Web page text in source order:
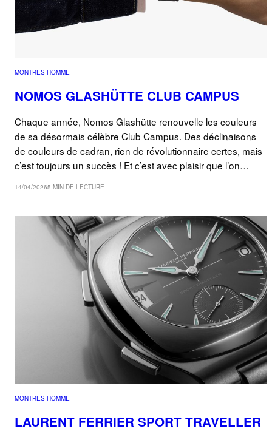
MONTRES HOMME
NOMOS GLASHÜTTE CLUB CAMPUS
Chaque année, Nomos Glashütte renouvelle les couleurs
de sa désormais célèbre Club Campus. Des déclinaisons
de couleurs de cadran, rien de révolutionnaire certes, mais
c’est toujours un succès ! Et c’est avec plaisir que l’on…
14/04/20265 MIN DE LECTURE
MONTRES HOMME
LAURENT FERRIER SPORT TRAVELLER